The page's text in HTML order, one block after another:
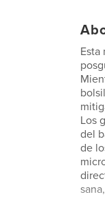
Esta
Los
del
de